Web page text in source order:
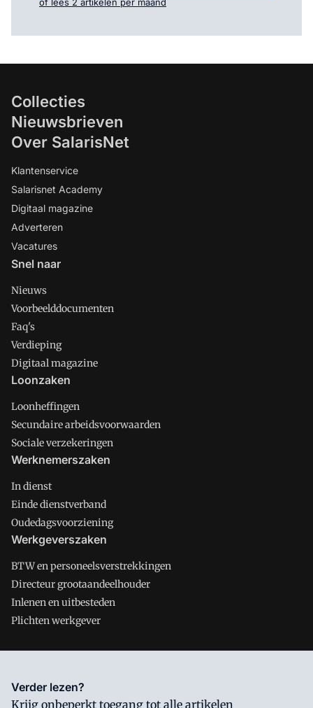
Collecties
Nieuwsbrieven
Over SalarisNet
Klantenservice
Salarisnet Academy
Digitaal magazine
Adverteren
Vacatures
Snel naar
Nieuws
Voorbeelddocumenten
Faq's
Verdieping
Digitaal magazine
Loonzaken
Loonheffingen
Secundaire arbeidsvoorwaarden
Sociale verzekeringen
Werknemerszaken
In dienst
Einde dienstverband
Oudedagsvoorziening
Werkgeverszaken
BTW en personeelsverstrekkingen
Directeur grootaandeelhouder
Inlenen en uitbesteden
Plichten werkgever
Salarisnet is onderdeel van VMN media. Lees in
waar VMN media voor staat. Op gebruik van deze site zijn de
Verder lezen?
Krijg onbeperkt toegang tot alle artikelen